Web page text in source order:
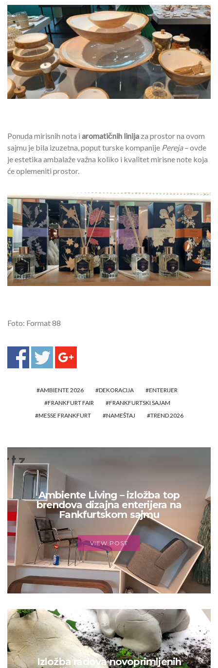
Ponuda mirisnih nota i aromatičnih linija za prostor na ovom
sajmu je bila izuzetna, poput turske kompanije Pereja– ovde
je estetika ambalaže važna koliko i kvalitet mirisne note koja
će oplemeniti prostor.
Foto: Format 88
AMBIENTE 2026 DEKORACIJA
ENTERIJER
FRANKFURT FAIR
FRANKFURTSKI SAJAM
MESSE FRANKFURT
NAMEŠTAJ TREND 2026
Ambiente Living – izložba top
brendova dizajna enterijera na
Fankfurtskom sajmu
VIEW POST
Izložba radova novoprimljenih